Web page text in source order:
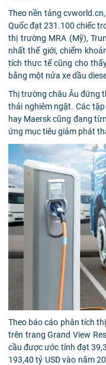
Theo nền tảng
Quốc đạt 231.100 chiếc
thị trường MRA (Mỹ),
nhất thế giới, chiếm
tích thực tế cũng cho
bằng một nửa xe dầu
Thị trường châu Âu đứng
thải nghiêm ngặt. Các
hay Maersk cũng đang
ứng mục tiêu giảm phát
Theo báo cáo phân tích
trên trang Grand View
cầu được ước tính đạt
193,40 tỷ USD vào năm